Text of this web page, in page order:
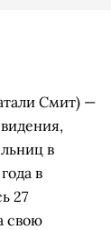
Смит) —
в
в
27
свою